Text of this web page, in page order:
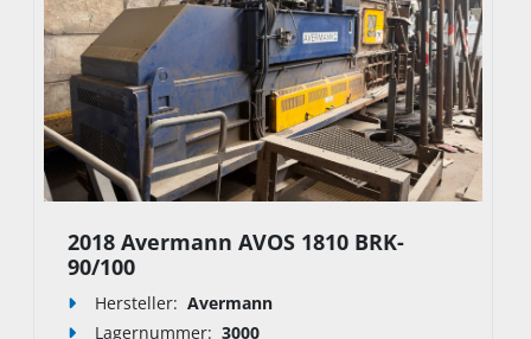
2018 Avermann AVOS 1810 BRK-
90/100
Hersteller: Avermann
Lagernummer: 3000